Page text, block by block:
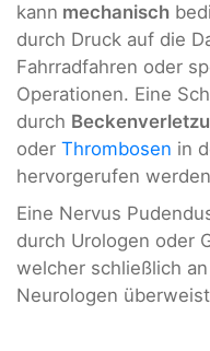
kann mechanisch
durch Druck auf die
Fahrradfahren oder
Operationen. Eine
durch
oder Thrombosen in
hervorgerufen
Eine Nervus
durch Urologen oder
welcher schließlich
Neurologen